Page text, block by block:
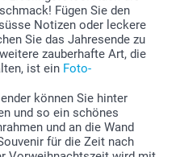
Fügen Sie den
Notizen oder leckere
Sie das Jahresende zu
zauberhafte Art, die
ist ein Foto-
können Sie hinter
und so ein schönes
und an die Wand
für die Zeit nach